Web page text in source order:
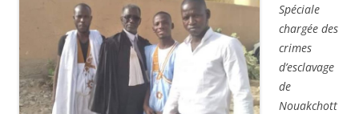
Spéciale
chargée des
crimes
d’esclavage
de
Nouakchott